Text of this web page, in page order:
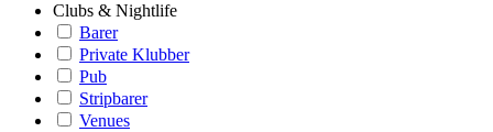
Clubs & Nightlife
Barer
Private Klubber
Pub
Stripbarer
Venues